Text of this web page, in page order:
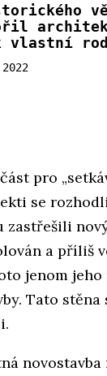
vlastní
pro
se
zastřešili
a příliš
jenom jeho
Tato